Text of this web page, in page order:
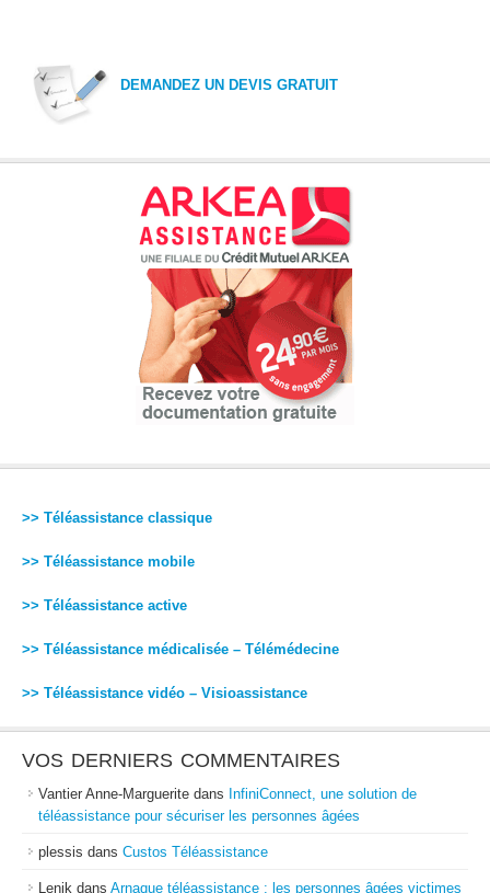
DEMANDEZ UN DEVIS GRATUIT
>> Téléassistance classique
>> Téléassistance mobile
>> Téléassistance active
>> Téléassistance médicalisée – Télémédecine
>> Téléassistance vidéo – Visioassistance
VOS DERNIERS COMMENTAIRES
Vantier Anne-Marguerite dans InfiniConnect, une solution de
téléassistance pour sécuriser les personnes âgées
plessis dans Custos Téléassistance
Lenik dans Arnaque téléassistance : les personnes âgées victimes